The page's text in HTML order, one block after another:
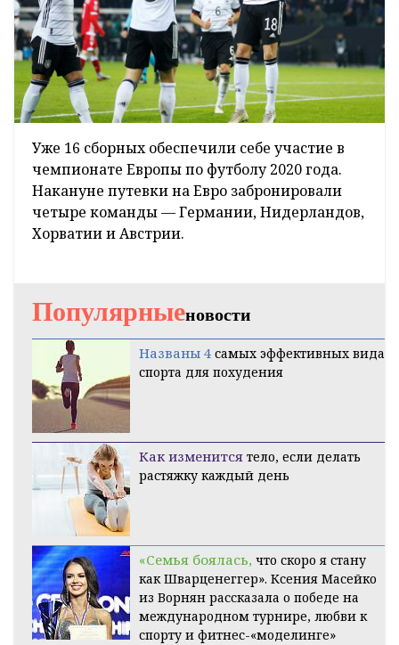
Уже 16 сборных обеспечили себе участие в
чемпионате Европы по футболу 2020 года.
Накануне путевки на Евро забронировали
четыре команды — Германии, Нидерландов,
Хорватии и Австрии.
Популярныеновости
Названы 4 самых эффективных вида
спорта для похудения
Как изменится тело, если делать
растяжку каждый день
«Семья боялась, что скоро я стану
как Шварценеггер». Ксения Масейко
из Ворнян рассказала о победе на
международном турнире, любви к
спорту и фитнес-«моделинге»